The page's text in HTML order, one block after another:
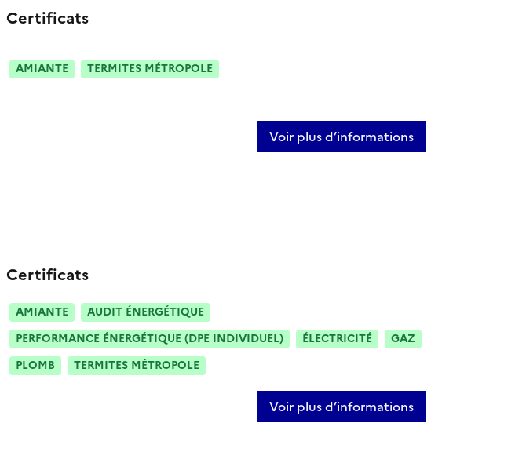
Certificats
AMIANTE TERMITES MÉTROPOLE
Voir plus d’informations
sur vincent bittard
Certificats
AMIANTE
AUDIT ÉNERGÉTIQUE
PERFORMANCE ÉNERGÉTIQUE (DPE INDIVIDUEL)
ÉLECTRICITÉ
GAZ
PLOMB
TERMITES MÉTROPOLE
Voir plus d’informations
sur cédric cabanac